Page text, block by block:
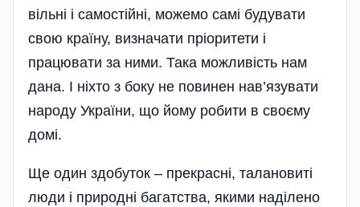
вільні і самостійні, можемо самі будувати
свою країну, визначати пріоритети і
працювати за ними. Така можливість нам
дана. І ніхто з боку не повинен нав’язувати
народу України, що йому робити в своєму
домі.
Ще один здобуток – прекрасні, талановиті
люди і природні багатства, якими наділено